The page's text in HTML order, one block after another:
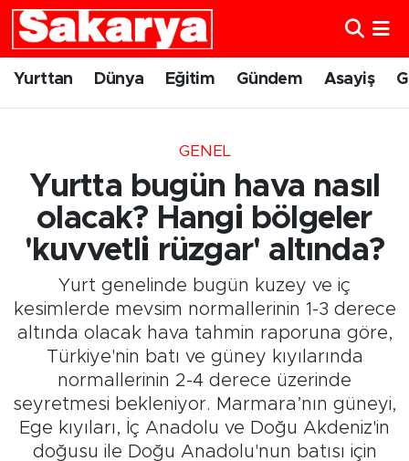
Yurttan Dünya Eğitim Gündem Asayiş
GENEL
Yurtta bugün hava nasıl
olacak? Hangi bölgeler
'kuvvetli rüzgar' altında?
Yurt genelinde bugün kuzey ve iç
kesimlerde mevsim normallerinin 1-3 derece
altında olacak hava tahmin raporuna göre,
Türkiye'nin batı ve güney kıyılarında
normallerinin 2-4 derece üzerinde
seyretmesi bekleniyor. Marmara’nın güneyi,
Ege kıyıları, İç Anadolu ve Doğu Akdeniz'in
doğusu ile Doğu Anadolu'nun batısı için
Yurttan
Gündem
Eskişehirspor
Spor
Sağlık
Kültür Sanat
Tarihçe
Eskişehir Nöbetçi Eczaneler
Eskişehir Trafik Yoğunluk Haritası
Süper Lig Puan Durumu ve Fikstür
Tüm Manşetler
Son Dakika Haberleri
Haber Arşivi